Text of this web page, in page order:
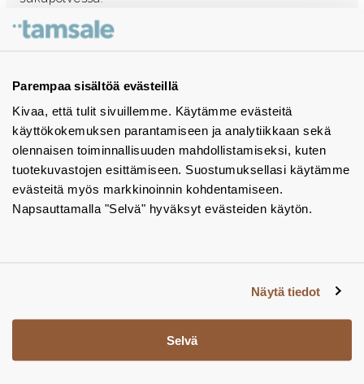
Parempaa sisältöä evästeillä
Kivaa, että tulit sivuillemme. Käytämme evästeitä
käyttökokemuksen parantamiseen ja analytiikkaan sekä
olennaisen toiminnallisuuden mahdollistamiseksi, kuten
tuotekuvastojen esittämiseen. Suostumuksellasi käytämme
evästeitä myös markkinoinnin kohdentamiseen.
Napsauttamalla "Selvä" hyväksyt evästeiden käytön.
Näytä tiedot
Selvä
Ota yhteyttä - autamme mielellämme
Tuotekuvastot
Instagram
BIM-objektit
Yhteystiedot
Tiedotteet